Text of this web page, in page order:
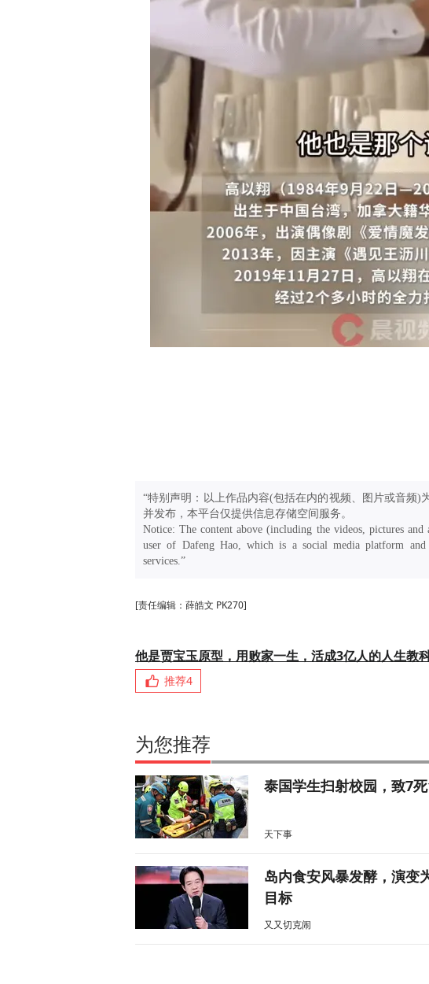
“特别声明：以上作品内容(包括在内的视频、图片或音频)
并发布，本平台仅提供信息存储空间服务。
Notice: The content above (including the videos, pictures
user of Dafeng Hao, which is a social media platform and
services.”
[责任编辑：薛皓文 PK270]
他是贾宝玉原型，用败家一生，活成3亿人的人生教
推荐4
为您推荐
泰国学生扫射校园，致7
天下事
岛内食安风暴发酵，演变
目标
又又切克闹